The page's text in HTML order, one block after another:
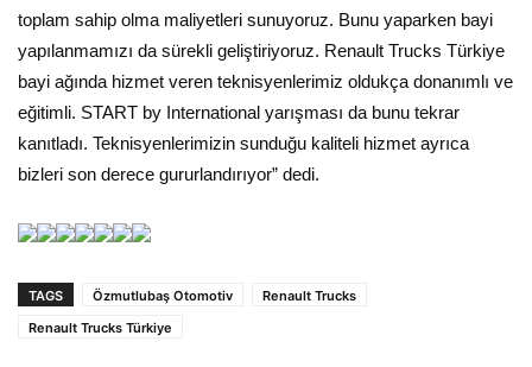
toplam sahip olma maliyetleri sunuyoruz. Bunu yaparken bayi
yapılanmamızı da sürekli geliştiriyoruz. Renault Trucks Türkiye
bayi ağında hizmet veren teknisyenlerimiz oldukça donanımlı ve
eğitimli. START by International yarışması da bunu tekrar
kanıtladı. Teknisyenlerimizin sunduğu kaliteli hizmet ayrıca
bizleri son derece gururlandırıyor” dedi.
TAGS Özmutlubaş Otomotiv
Renault Trucks
Renault Trucks Türkiye